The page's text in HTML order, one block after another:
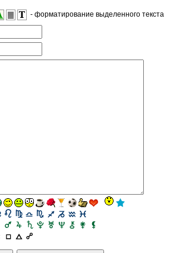
- форматирование выделенного текста